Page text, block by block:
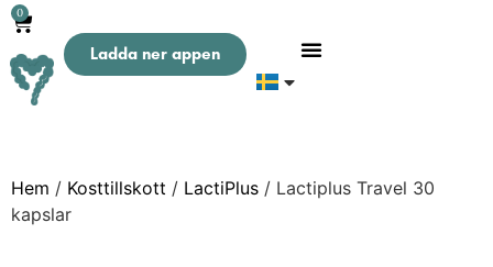
0
Ladda ner appen
Hem / Kosttillskott / LactiPlus / Lactiplus Travel 30
kapslar